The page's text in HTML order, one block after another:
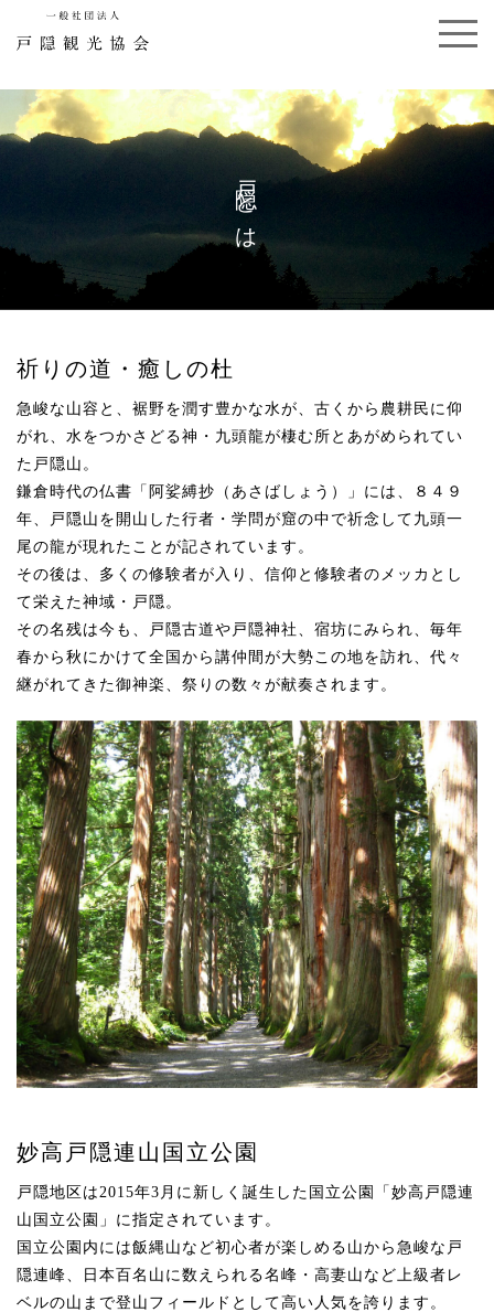
戸隠とは
祈りの道・癒しの杜
急峻な山容と、裾野を潤す豊かな水が、 古くから農耕民に仰
がれ、 水をつかさどる神・九頭龍が棲む所とあがめられてい
た戸隠山。
鎌倉時代の仏書「阿娑縛抄（あさばしょう）」には、
８４９
年、戸隠山を開山した行者・学問が窟の中で祈念して 九頭一
尾の龍が現れたことが記されています。
その後は、多くの修験者が入り、 信仰と修験者のメッカとし
て栄えた神域・戸隠。
その名残は今も、戸隠古道や戸隠神社、宿坊にみられ、 毎年
春から秋にかけて全国から講仲間が大勢この地を訪れ、 代々
継がれてきた御神楽、祭りの数々が献奏されます。
妙高戸隠連山 国立公園
戸隠地区は2015年3月に新しく誕生した国立公園
「妙高戸隠連
山国立公園」に指定されています。
国立公園内には飯縄山など初心者が楽しめる山から急峻な戸
隠連峰、
日本百名山に数えられる名峰・高妻山など 上級者レ
ベルの山まで登山フィールドとして高い人気を誇ります。